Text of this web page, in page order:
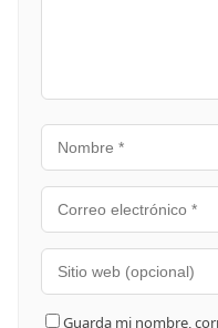
Guarda mi nombre,